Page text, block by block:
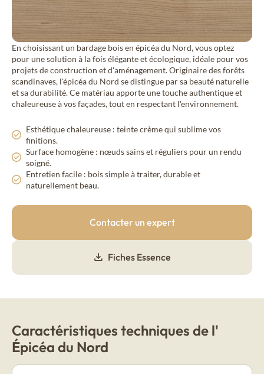
Mélèze
Mélèze Thermo
Pin du Nord Thermo
Douglas
Épicéa du Nord
Épicéa du Nord Thermo
Épicéa des Alpes Thermo
Nos collections de bardages bois extérieur
Bardage bois tons bois
Bardage bois pré-grisé
Vintage
Lambris bois sec
Drywood
Lambris bois étuvé
Steamwood
Contact
Mon projet bois
Actualités & Conseils
En choisissant un bardage bois en épicéa du Nord, vous optez
pour une solution à la fois élégante et écologique, idéale pour vos
projets de construction et d'aménagement. Originaire des forêts
scandinaves, l'épicéa du Nord se distingue par sa beauté naturelle
et sa durabilité. Ce matériau apporte une touche authentique et
chaleureuse à vos façades, tout en respectant l'environnement.
Esthétique chaleureuse : teinte crème qui sublime vos
finitions.
Surface homogène : nœuds sains et réguliers pour un rendu
soigné.
Entretien facile : bois simple à traiter, durable et
naturellement beau.
Contacter un expert
Fiches Essence
Caractéristiques techniques de l'
Épicéa du Nord